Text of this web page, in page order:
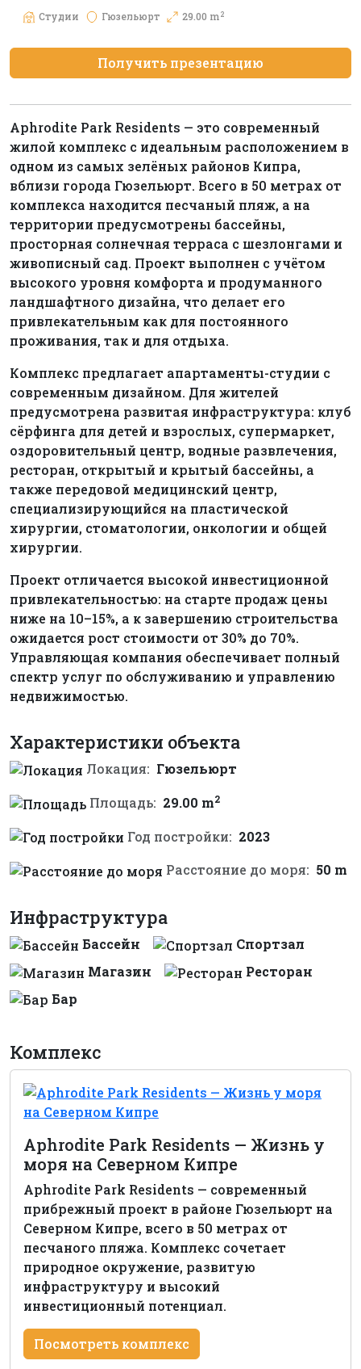
Студии Гюзельюрт 29.00 m2
Получить презентацию
Aphrodite Park Residents — это современный
жилой комплекс с идеальным расположением в
одном из самых зелёных районов Кипра,
вблизи города Гюзельюрт. Всего в 50 метрах от
комплекса находится песчаный пляж, а на
территории предусмотрены бассейны,
просторная солнечная терраса с шезлонгами и
живописный сад. Проект выполнен с учётом
высокого уровня комфорта и продуманного
ландшафтного дизайна, что делает его
привлекательным как для постоянного
проживания, так и для отдыха.
Комплекс предлагает апартаменты-студии с
современным дизайном. Для жителей
предусмотрена развитая инфраструктура: клуб
сёрфинга для детей и взрослых, супермаркет,
оздоровительный центр, водные развлечения,
ресторан, открытый и крытый бассейны, а
также передовой медицинский центр,
специализирующийся на пластической
хирургии, стоматологии, онкологии и общей
хирургии.
Проект отличается высокой инвестиционной
привлекательностью: на старте продаж цены
ниже на 10–15%, а к завершению строительства
ожидается рост стоимости от 30% до 70%.
Управляющая компания обеспечивает полный
спектр услуг по обслуживанию и управлению
недвижимостью.
Характеристики объекта
Локация: Гюзельюрт
Площадь: 29.00 m2
Год постройки: 2023
Расстояние до моря: 50 m
Инфраструктура
Бассейн
Спортзал
Магазин
Ресторан
Бар
Комплекс
Aphrodite Park Residents — Жизнь у
моря на Северном Кипре
Aphrodite Park Residents — современный
прибрежный проект в районе Гюзельюрт на
Северном Кипре, всего в 50 метрах от
песчаного пляжа. Комплекс сочетает
природное окружение, развитую
инфраструктуру и высокий
инвестиционный потенциал.
Посмотреть комплекс